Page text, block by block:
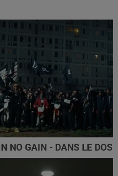
NO GAIN - DANS LE DOS